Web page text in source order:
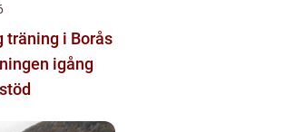
träning i Borås
igång